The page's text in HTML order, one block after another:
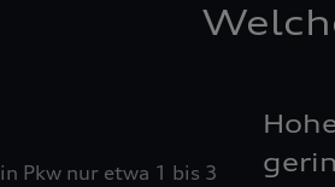
Pkw nur etwa 1 bis 3